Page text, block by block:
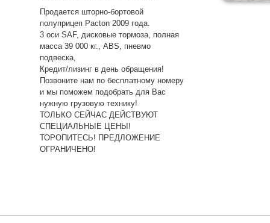
Продается шторно-бортовой
полуприцеп Pacton 2009 года.
3 оси SAF, дисковые тормоза, полная
масса 39 000 кг., ABS, пневмо
подвеска,
Кредит/лизинг в день обращения!
Позвоните нам по бесплатному номеру
и мы поможем подобрать для Вас
нужную грузовую технику!
ТОЛЬКО СЕЙЧАС ДЕЙСТВУЮТ
СПЕЦИАЛЬНЫЕ ЦЕНЫ!
ТОРОПИТЕСЬ! ПРЕДЛОЖЕНИЕ
ОГРАНИЧЕНО!